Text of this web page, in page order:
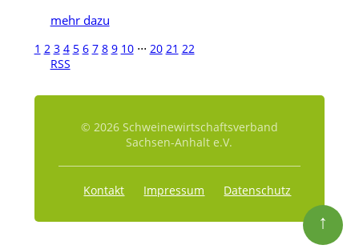
mehr dazu
1 2 3 4 5 6 7 8 9 10⋅⋅⋅ 20 21 22
RSS
© 2026 Schweinewirtschaftsverband
Sachsen-Anhalt e.V.
Kontakt Impressum Datenschutz
↑